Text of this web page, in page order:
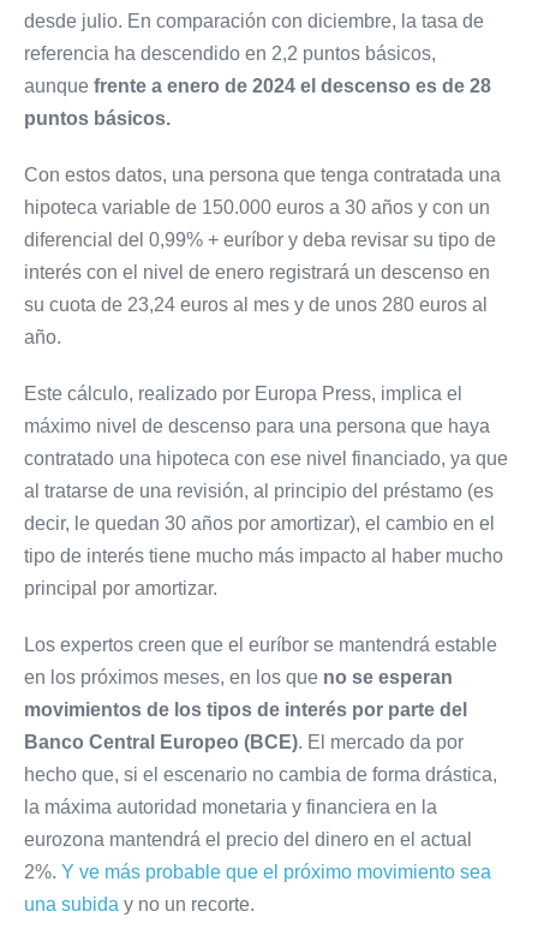
desde julio. En comparación con diciembre, la tasa de
referencia ha descendido en 2,2 puntos básicos,
aunque frente a enero de 2024 el descenso es de 28
puntos básicos.
Con estos datos, una persona que tenga contratada una
hipoteca variable de 150.000 euros a 30 años y con un
diferencial del 0,99% + euríbor y deba revisar su tipo de
interés con el nivel de enero registrará un descenso en
su cuota de 23,24 euros al mes y de unos 280 euros al
año.
Este cálculo, realizado por Europa Press, implica el
máximo nivel de descenso para una persona que haya
contratado una hipoteca con ese nivel financiado, ya que
al tratarse de una revisión, al principio del préstamo (es
decir, le quedan 30 años por amortizar), el cambio en el
tipo de interés tiene mucho más impacto al haber mucho
principal por amortizar.
Los expertos creen que el euríbor se mantendrá estable
en los próximos meses, en los que no se esperan
movimientos de los tipos de interés por parte del
Banco Central Europeo (BCE). El mercado da por
hecho que, si el escenario no cambia de forma drástica,
la máxima autoridad monetaria y financiera en la
eurozona mantendrá el precio del dinero en el actual
2%. Y ve más probable que el próximo movimiento sea
una subida y no un recorte.